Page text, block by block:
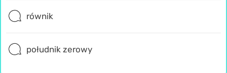
równik
południk zerowy